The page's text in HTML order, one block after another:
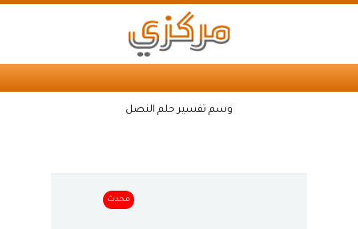
وسم تفسير حلم النصل
محدث